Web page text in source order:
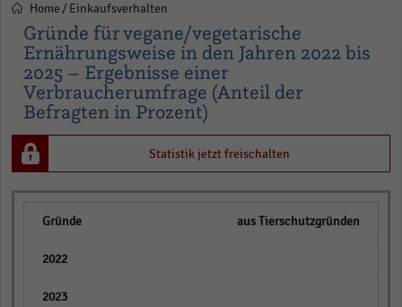
Pfadnavigation
Home Einkaufsverhalten
Gründe für vegane/vegetarische
Ernährungsweise in den Jahren 2022 bis
2025 – Ergebnisse einer
Verbraucherumfrage (Anteil der
Befragten in Prozent)
Statistik jetzt freischalten
aus Tierschutzgründen